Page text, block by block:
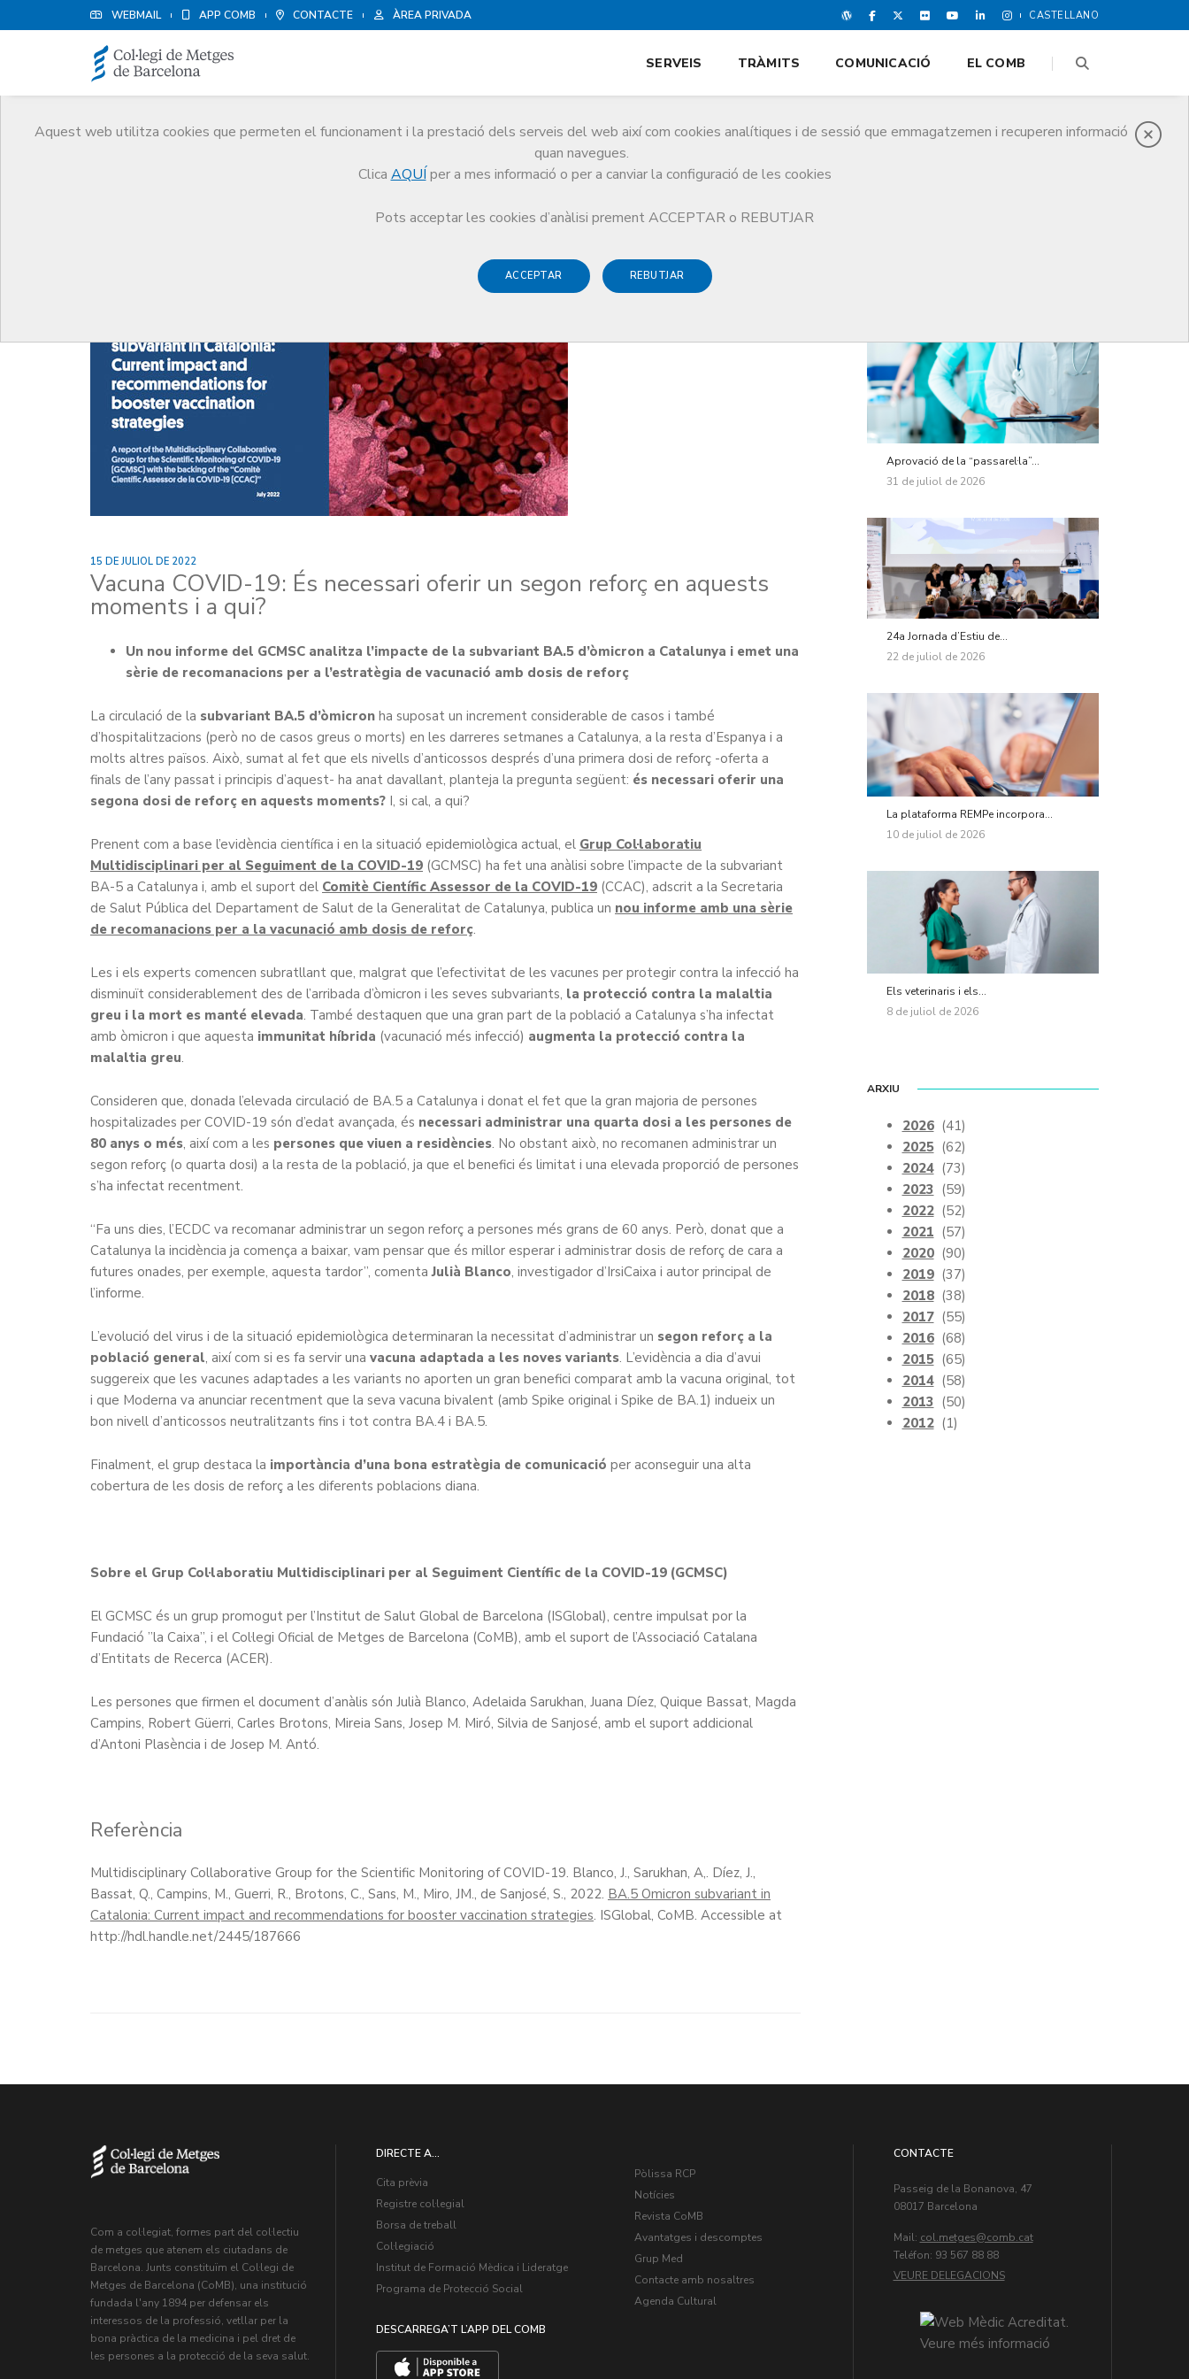
WEBMAIL APP COMB CONTACTE ÀREA PRIVADA CASTELLANO
Aquest web utilitza cookies que permeten el funcionament i la prestació dels serveis del web així com cookies analítiques i de sessió que emmagatzemen i recuperen informació
quan navegues.
Clica AQUÍ per a mes informació o per a canviar la configuració de les cookies
Pots acceptar les cookies d’anàlisi prement ACCEPTAR o REBUTJAR
ACCEPTAR REBUTJAR
SERVEIS TRÀMITS COMUNICACIÓ EL COMB
Vacuna COVID-19: És necessari oferir un segon reforç en aquests moments i a qui?
15 DE JULIOL DE 2022
Vacuna COVID-19: És necessari oferir un segon reforç en aquests
moments i a qui?
Un nou informe del GCMSC analitza l’impacte de la subvariant BA.5 d’òmicron a Catalunya i emet una
sèrie de recomanacions per a l’estratègia de vacunació amb dosis de reforç
La circulació de la subvariant BA.5 d’òmicron ha suposat un increment considerable de casos i també
d’hospitalitzacions (però no de casos greus o morts) en les darreres setmanes a Catalunya, a la resta d’Espanya i a
molts altres països. Això, sumat al fet que els nivells d’anticossos després d’una primera dosi de reforç -oferta a
finals de l’any passat i principis d’aquest- ha anat davallant, planteja la pregunta següent: és necessari oferir una
segona dosi de reforç en aquests moments? I, si cal, a qui?
Prenent com a base l’evidència científica i en la situació epidemiològica actual, el Grup Col·laboratiu
Multidisciplinari per al Seguiment de la COVID-19 (GCMSC) ha fet una anàlisi sobre l’impacte de la subvariant
BA-5 a Catalunya i, amb el suport del Comitè Científic Assessor de la COVID-19 (CCAC), adscrit a la Secretaria
de Salut Pública del Departament de Salut de la Generalitat de Catalunya, publica un nou informe amb una sèrie
de recomanacions per a la vacunació amb dosis de reforç.
Les i els experts comencen subratllant que, malgrat que l’efectivitat de les vacunes per protegir contra la infecció ha
disminuït considerablement des de l’arribada d’òmicron i les seves subvariants, la protecció contra la malaltia
greu i la mort es manté elevada. També destaquen que una gran part de la població a Catalunya s’ha infectat
amb òmicron i que aquesta immunitat híbrida (vacunació més infecció) augmenta la protecció contra la
malaltia greu.
Consideren que, donada l’elevada circulació de BA.5 a Catalunya i donat el fet que la gran majoria de persones
hospitalizades per COVID-19 són d’edat avançada, és necessari administrar una quarta dosi a les persones de
80 anys o més, així com a les persones que viuen a residències. No obstant això, no recomanen administrar un
segon reforç (o quarta dosi) a la resta de la població, ja que el benefici és limitat i una elevada proporció de persones
s’ha infectat recentment.
“Fa uns dies, l’ECDC va recomanar administrar un segon reforç a persones més grans de 60 anys. Però, donat que a
Catalunya la incidència ja comença a baixar, vam pensar que és millor esperar i administrar dosis de reforç de cara a
futures onades, per exemple, aquesta tardor”, comentaJulià Blanco, investigador d’IrsiCaixa i autor principal de
l’informe.
L’evolució del virus i de la situació epidemiològica determinaran la necessitat d’administrar un segon reforç a la
població general, així com si es fa servir una vacuna adaptada a les noves variants. L’evidència a dia d’avui
suggereix que les vacunes adaptades a les variants no aporten un gran benefici comparat amb la vacuna original, tot
i que Moderna va anunciar recentment que la seva vacuna bivalent (amb Spike original i Spike de BA.1) indueix un
bon nivell d’anticossos neutralitzants fins i tot contra BA.4 i BA.5.
Finalment, el grup destaca la importància d’una bona estratègia de comunicació per aconseguir una alta
cobertura de les dosis de reforç a les diferents poblacions diana.
Sobre el Grup Col·laboratiu Multidisciplinari per al Seguiment Científic de la COVID-19 (GCMSC)
El GCMSC és un grup promogut per l’Institut de Salut Global de Barcelona (ISGlobal), centre impulsat por la
Fundació ”la Caixa”, i el Col·legi Oficial de Metges de Barcelona (CoMB), amb el suport de l’Associació Catalana
d’Entitats de Recerca (ACER).
Les persones que firmen el document d’anàlis són Julià Blanco, Adelaida Sarukhan, Juana Díez, Quique Bassat, Magda
Campins, Robert Güerri, Carles Brotons, Mireia Sans, Josep M. Miró, Silvia de Sanjosé, amb el suport addicional
d’Antoni Plasència i de Josep M. Antó.
Referència
Multidisciplinary Collaborative Group for the Scientific Monitoring of COVID-19. Blanco, J., Sarukhan, A,. Díez, J.,
Bassat, Q., Campins, M., Guerri, R., Brotons, C., Sans, M., Miro, JM., de Sanjosé, S., 2022. BA.5 Omicron subvariant in
Catalonia: Current impact and recommendations for booster vaccination strategies. ISGlobal, CoMB. Accessible at
http://hdl.handle.net/2445/187666
Aprovació de la “passarel·la”...
31 de juliol de 2026
24a Jornada d’Estiu de...
22 de juliol de 2026
La plataforma REMPe incorpora...
10 de juliol de 2026
Els veterinaris i els...
8 de juliol de 2026
ARXIU
2026 (41)
2025 (62)
2024 (73)
2023 (59)
2022 (52)
2021 (57)
2020 (90)
2019 (37)
2018 (38)
2017 (55)
2016 (68)
2015 (65)
2014 (58)
2013 (50)
2012 (1)
Com a col·legiat, formes part del col·lectiu
de metges que atenem els ciutadans de
Barcelona. Junts constituïm el Col·legi de
Metges de Barcelona (CoMB), una institució
fundada l'any 1894 per defensar els
interessos de la professió, vetllar per la
bona pràctica de la medicina i pel dret de
les persones a la protecció de la seva salut.
DIRECTE A...
Cita prèvia
Registre col·legial
Borsa de treball
Col·legiació
Institut de Formació Mèdica i Lideratge
Programa de Protecció Social
DESCARREGA’T L’APP DEL COMB
Pòlissa RCP
Notícies
Revista CoMB
Avantatges i descomptes
Grup Med
Contacte amb nosaltres
Agenda Cultural
CONTACTE
Passeig de la Bonanova, 47
08017 Barcelona
Mail: col.metges
Teléfon: 93 567 88 88
VEURE DELEGACIONS